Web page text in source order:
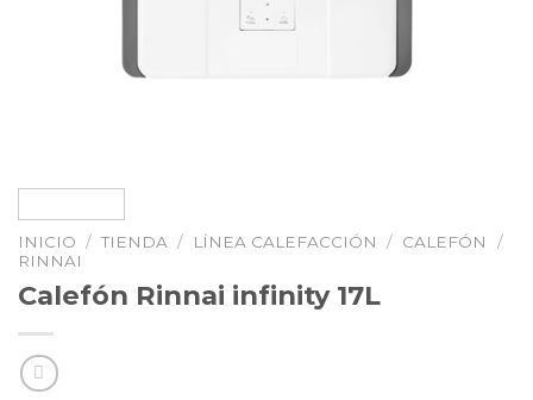
INICIO / TIENDA / LÍNEA CALEFACCIÓN / CALEFÓN
/
RINNAI
Calefón Rinnai infinity 17L